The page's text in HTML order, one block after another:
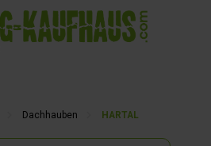
Dachhauben HARTAL